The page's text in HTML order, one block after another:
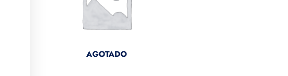
AGOTADO